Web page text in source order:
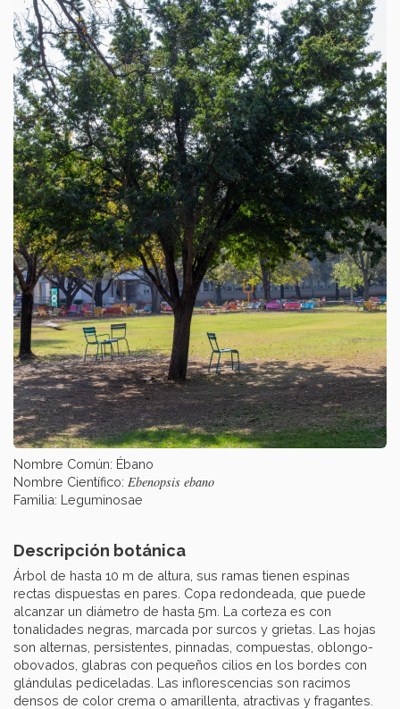
Nombre Común: Ébano
Nombre Científico: Ebenopsis ebano
Familia: Leguminosae
Descripción botánica
Árbol de hasta 10 m de altura, sus ramas tienen espinas
rectas dispuestas en pares. Copa redondeada, que puede
alcanzar un diámetro de hasta 5m. La corteza es con
tonalidades negras, marcada por surcos y grietas. Las hojas
son alternas, persistentes, pinnadas, compuestas, oblongo-
obovados, glabras con pequeños cilios en los bordes con
glándulas pediceladas. Las inflorescencias son racimos
densos de color crema o amarillenta, atractivas y fragantes.